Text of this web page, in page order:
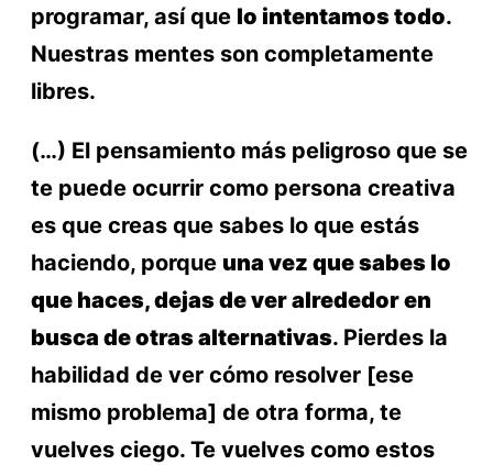
programar, así que lo intentamos todo.
Nuestras mentes son completamente
libres.
(…) El pensamiento más peligroso que se
te puede ocurrir como persona creativa
es que creas que sabes lo que estás
haciendo, porque una vez que sabes lo
que haces, dejas de ver alrededor en
busca de otras alternativas. Pierdes la
habilidad de ver cómo resolver [ese
mismo problema] de otra forma, te
vuelves ciego. Te vuelves como estos